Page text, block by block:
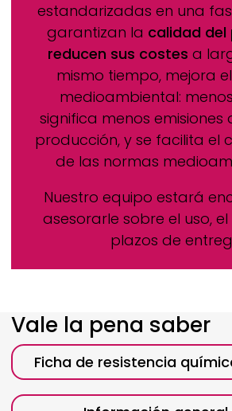
estandarizadas en una
garantizan la calidad
reducen sus costes a
mismo tiempo, mejora
medioambiental:
significa menos emisiones
producción, y se facilita el
de las normas
Nuestro equipo estará
asesorarle sobre el uso,
plazos de
Vale la pena saber
Ficha de resistencia